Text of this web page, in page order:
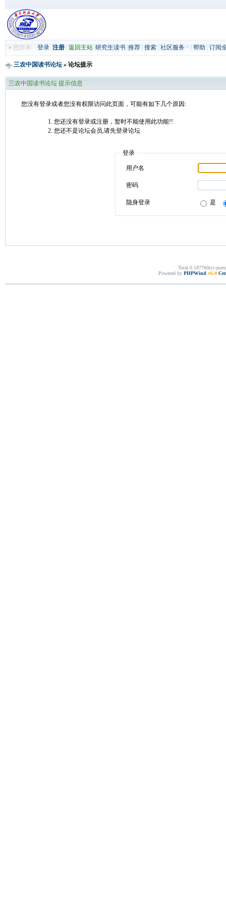
»您尚未 登录 注册| 返回主站| 研究生读书| 推荐| 搜索| 社区服务 帮助 订阅
三农中国读书论坛» 论坛提示
三农中国读书论坛 提示信息
您没有登录或者您没有权限访问此页面，可能有如下几个原因:
您还没有登录或注册，暂时不能使用此功能!!
您还不是论坛会员,请先登录论坛
登录
用户名
密码
隐身登录 是
Total 0.187760(s)
Powered by PHPWind v6.0